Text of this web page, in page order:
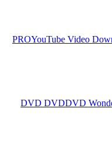
YouTube
DVD